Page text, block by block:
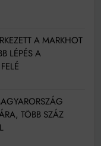
A MARKHOT
LÉPÉS A
TÖBB SZÁZ